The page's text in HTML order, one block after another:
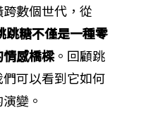
數個世代，從
跳糖不僅是一種零
感橋樑。回顧跳
可以看到它如何
變。